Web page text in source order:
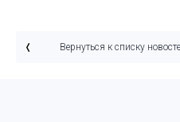
Вернуться к списку